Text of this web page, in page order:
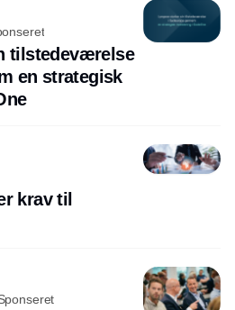
tilstedeværelse
en strategisk
krav til